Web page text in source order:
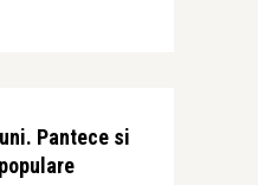
Pantece si